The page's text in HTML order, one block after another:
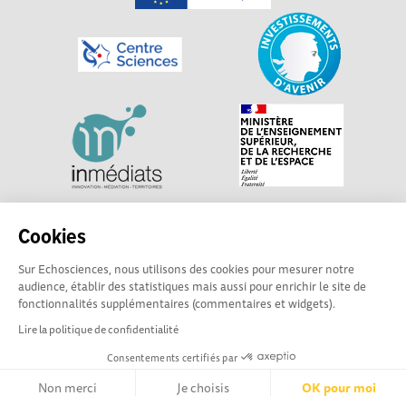
Cookies
Sur Echosciences, nous utilisons des cookies pour mesurer notre
audience, établir des statistiques mais aussi pour enrichir le site de
fonctionnalités supplémentaires (commentaires et widgets).
Lire la politique de confidentialité
Consentements certifiés par
Non merci Je choisis OK pour moi
Explorer, s’exprimer, rentrer en contact : Echosciences
sciences et de technologies du territoire. Propulsé par
Centre•Sciences/ Contact : echosciences@centre-
sciences.fr
Mentions légales|Politique de confidentialité
Ligne éditoriale